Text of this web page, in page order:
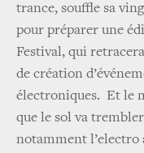
trance, souffle sa
pour préparer une
Festival, qui
de création
électroniques. Et le
que le sol va
notamment l’electro